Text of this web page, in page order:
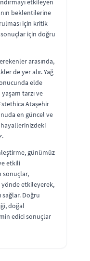
etkileyen
beklentilerine
için kritik
için doğru
arasında,
de yer alır. Yağ
elde
tarzı ve
Ataşehir
en güncel ve
günümüz
etkili
sonuçlar,
yönde etkileyerek,
sağlar. Doğru
doğal
edici sonuçlar